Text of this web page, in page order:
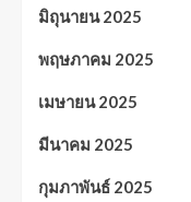
มิถุนายน 2025
พฤษภาคม 2025
เมษายน 2025
มีนาคม 2025
กุมภาพันธ์ 2025